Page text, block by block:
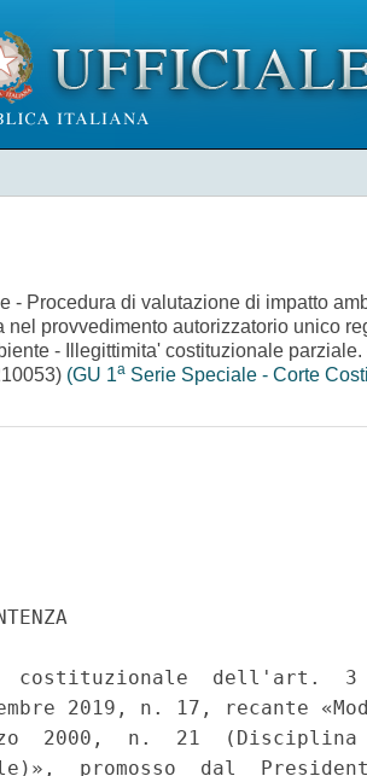
Procedura di valutazione di impatto
provvedimento autorizzatorio unico
- Illegittimita' costituzionale
(GU 1a Serie Speciale - Corte